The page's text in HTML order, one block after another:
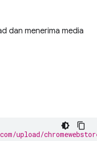
dan menerima media
upload/